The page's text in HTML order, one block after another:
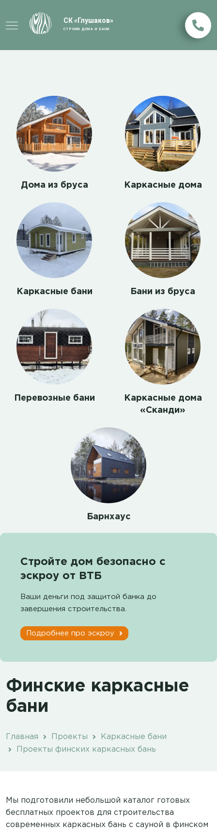
СК «Глушаков»
СТРОИМ ДОМА И БАНИ
Дома из бруса Каркасные дома
Каркасные бани Бани из бруса
Перевозные бани
Каркасные дома
«Сканди»
Барнхаус
Стройте дом безопасно с
эскроу от ВТБ
Ваши деньги под защитой банка до
завершения строительства.
Подробнее про эскроу
Финские каркасные
бани
Главная Проекты
Каркасные бани
Проекты финских каркасных бань
Мы подготовили небольшой каталог готовых
бесплатных проектов для строительства
современных каркасных бань с сауной в финском